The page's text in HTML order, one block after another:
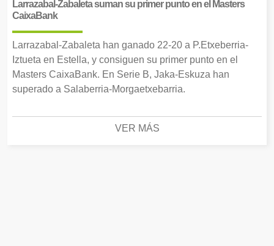
Larrazabal-Zabaleta suman su primer punto en el Masters
CaixaBank
Larrazabal-Zabaleta han ganado 22-20 a P.Etxeberria-
Iztueta en Estella, y consiguen su primer punto en el
Masters CaixaBank. En Serie B, Jaka-Eskuza han
superado a Salaberria-Morgaetxebarria.
VER MÁS